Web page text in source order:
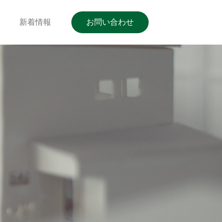
新着情報 お問い合わせ